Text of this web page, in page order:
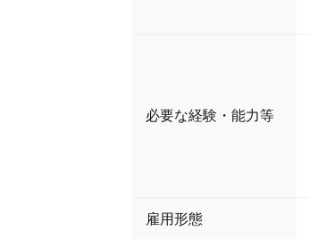
必要な経験・能力等
雇用形態